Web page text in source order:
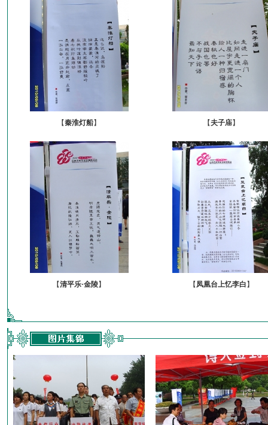
【秦淮灯船】 【夫子庙】
【清平乐·金陵】 【 凤凰台上忆李白 】